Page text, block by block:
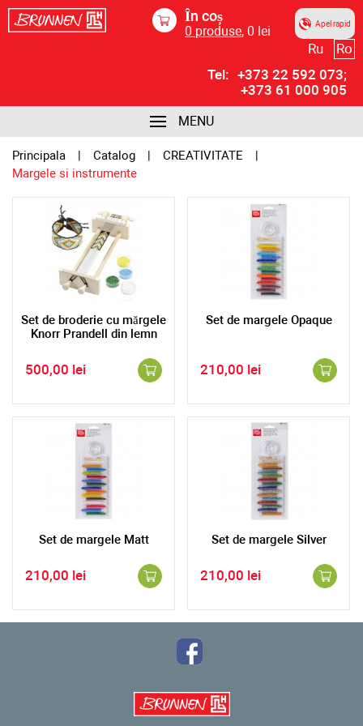
În coș
0 produse, 0 lei Apel rapid
Ru
Ro
Tel: +373 22 592 073;
+373 61 000 905
MENU
Principala Catalog
CREATIVITATE
Margele si instrumente
Set de broderie cu mărgele
Knorr Prandell din lemn
500,00 lei
Set de margele Opaque
210,00 lei
Set de margele Matt
210,00 lei
Set de margele Silver
210,00 lei